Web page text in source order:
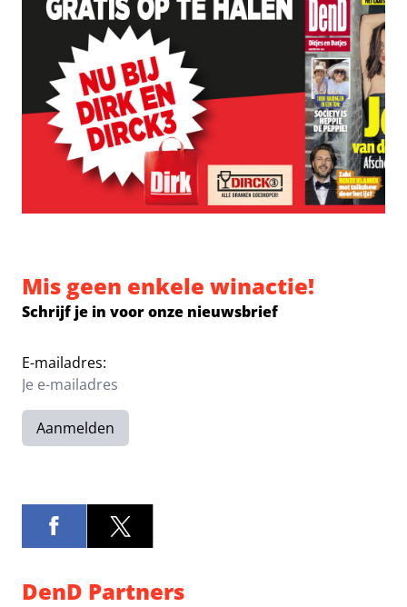
Mis geen enkele winactie!
Schrijf je in voor onze nieuwsbrief
E-mailadres:
Aanmelden
DenD Partners